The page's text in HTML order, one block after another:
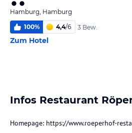
Hamburg, Hamburg
100% 4,4/6 3 Bew.
Zum Hotel
Infos Restaurant
Homepage: https://www.roeperhof-